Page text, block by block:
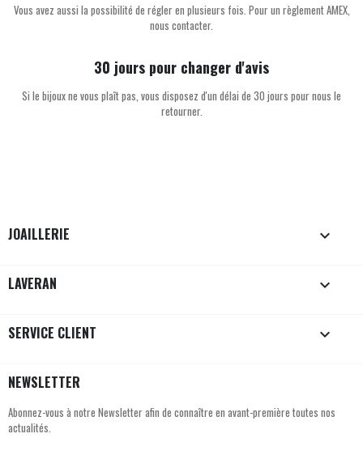
Vous avez aussi la possibilité de régler en plusieurs fois. Pour un règlement AMEX,
nous contacter.
30 jours pour changer d'avis
Si le bijoux ne vous plaît pas, vous disposez d'un délai de 30 jours pour nous le
retourner.
JOAILLERIE 
LAVERAN 
SERVICE CLIENT 
NEWSLETTER
Abonnez-vous à notre Newsletter afin de connaître en avant-première toutes nos
actualités.